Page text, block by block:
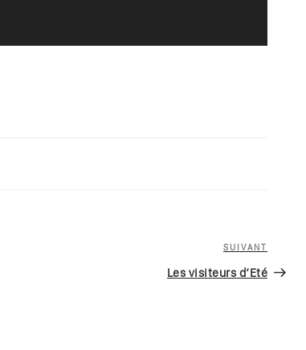
Article
SUIVANT
Les visiteurs d’Eté